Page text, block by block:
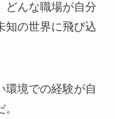
どんな職場が自分
知の世界に飛び込
環境での経験が自